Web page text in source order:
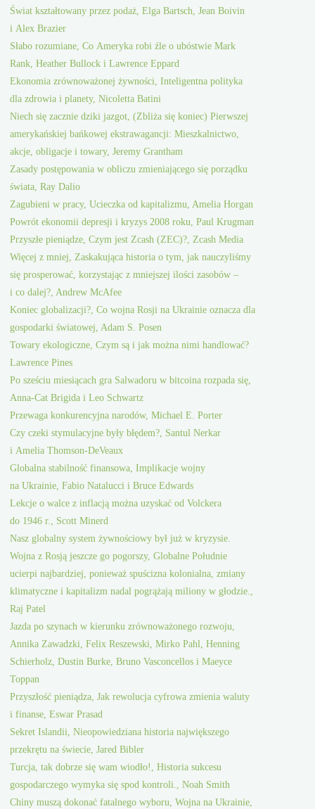
Świat kształtowany przez podaż, Elga Bartsch, Jean Boivin
i Alex Brazier
Słabo rozumiane, Co Ameryka robi źle o ubóstwie Mark
Rank, Heather Bullock i Lawrence Eppard
Ekonomia zrównoważonej żywności, Inteligentna polityka
dla zdrowia i planety, Nicoletta Batini
Niech się zacznie dziki jazgot, (Zbliża się koniec) Pierwszej
amerykańskiej bańkowej ekstrawagancji: Mieszkalnictwo,
akcje, obligacje i towary, Jeremy Grantham
Zasady postępowania w obliczu zmieniającego się porządku
świata, Ray Dalio
Zagubieni w pracy, Ucieczka od kapitalizmu, Amelia Horgan
Powrót ekonomii depresji i kryzys 2008 roku, Paul Krugman
Przyszłe pieniądze, Czym jest Zcash (ZEC)?, Zcash Media
Więcej z mniej, Zaskakująca historia o tym, jak nauczyliśmy
się prosperować, korzystając z mniejszej ilości zasobów –
i co dalej?, Andrew McAfee
Koniec globalizacji?, Co wojna Rosji na Ukrainie oznacza dla
gospodarki światowej, Adam S. Posen
Towary ekologiczne, Czym są i jak można nimi handlować?
Lawrence Pines
Po sześciu miesiącach gra Salwadoru w bitcoina rozpada się,
Anna-Cat Brigida i Leo Schwartz
Przewaga konkurencyjna narodów, Michael E. Porter
Czy czeki stymulacyjne były błędem?, Santul Nerkar
i Amelia Thomson-DeVeaux
Globalna stabilność finansowa, Implikacje wojny
na Ukrainie, Fabio Natalucci i Bruce Edwards
Lekcje o walce z inflacją można uzyskać od Volckera
do 1946 r., Scott Minerd
Nasz globalny system żywnościowy był już w kryzysie.
Wojna z Rosją jeszcze go pogorszy, Globalne Południe
ucierpi najbardziej, ponieważ spuścizna kolonialna, zmiany
klimatyczne i kapitalizm nadal pogrążają miliony w głodzie.,
Raj Patel
Jazda po szynach w kierunku zrównoważonego rozwoju,
Annika Zawadzki, Felix Reszewski, Mirko Pahl, Henning
Schierholz, Dustin Burke, Bruno Vasconcellos i Maeyce
Toppan
Przyszłość pieniądza, Jak rewolucja cyfrowa zmienia waluty
i finanse, Eswar Prasad
Sekret Islandii, Nieopowiedziana historia największego
przekrętu na świecie, Jared Bibler
Turcja, tak dobrze się wam wiodło!, Historia sukcesu
gospodarczego wymyka się spod kontroli., Noah Smith
Chiny muszą dokonać fatalnego wyboru, Wojna na Ukrainie,